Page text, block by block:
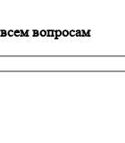
вопросам